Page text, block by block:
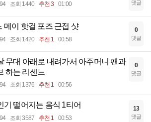
조회 1440 추천 3 01:00 댓글
메이 핫걸 포즈 근접 샷
조회 1420 추천 1 00:58
0
댓글
무대 아래로 내려가서 아주머니 팬과
하는 리센느
조회 1376 추천 1 00:56
0
댓글
기 떨어지는 음식 1티어
조회 3587 추천 1 00:53
13
댓글